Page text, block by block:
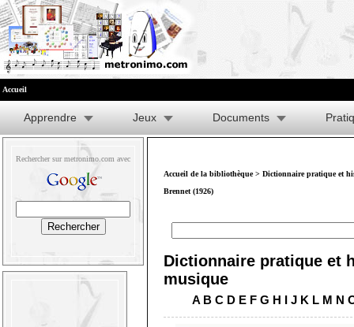
Accueil
Apprendre Jeux Documents
Rechercher sur metronimo.com avec
Accueil de la bibliothèque> Dictionnaire pratique et
Brennet (1926)
Dictionnaire pratique et
musique
A B C D E F G H I J K L M N